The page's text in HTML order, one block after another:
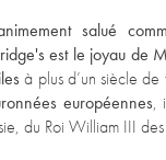
salué
est le joyau de
à plus d’un siècle
européennes,
du Roi William III